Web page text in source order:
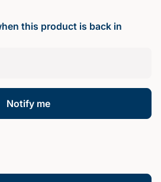
this product is back in
Notify me